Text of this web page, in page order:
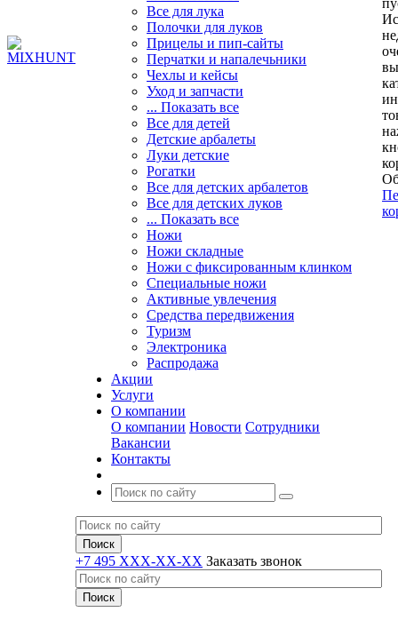
Все для лука
Полочки для луков
Прицелы и пип-сайты
Перчатки и напалечьники
Чехлы и кейсы
Уход и запчасти
... Показать все
Все для детей
Детские арбалеты
Луки детские
Рогатки
Все для детских арбалетов
Все для детских луков
... Показать все
Ножи
Ножи складные
Ножи с фиксированным клинком
Специальные ножи
Активные увлечения
Средства передвижения
Туризм
Электроника
Распродажа
Акции
Услуги
О компании
О компании Новости Сотрудники
Вакансии
Контакты
+7 495 XXX-XX-XX Заказать звонок